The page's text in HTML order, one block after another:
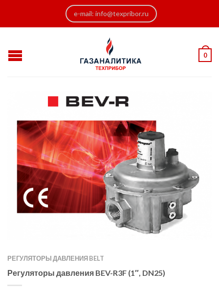
e-mail: info@texpribor.ru
0
РЕГУЛЯТОРЫ ДАВЛЕНИЯ BELT
Регуляторы давления BEV-R3F (1″, DN25)